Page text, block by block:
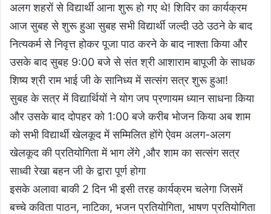
अलग शहरों से विद्यार्थी आना शुरू हो गए थे! शिविर का कार्यक्रम
आज सुबह से शुरू हुआ सुबह सभी विद्यार्थी जल्दी उठे उठने के बाद
नित्यकर्म से निवृत्त होकर पूजा पाठ करने के बाद नाश्ता किया और
उसके बाद सुबह 9:00 बजे से संत श्री आशाराम बापूजी के साधक
शिष्य श्री राम भाई जी के सानिध्य में सत्संग सत्र शुरू हुआ!
सुबह के सत्र में विद्यार्थियों ने योग जप प्रणायम ध्यान साधना किया
और उसके बाद दोपहर को 1:00 बजे करीब भोजन किया अब शाम
को सभी विद्यार्थी खेलकूद में सम्मिलित होंगे ऐवम अलग-अलग
खेलकूद की प्रतियोगिता में भाग लेंगे ,और शाम का सत्संग सत्र
साध्वी रेखा बहन जी के द्वारा पूर्ण होगा
इसके अलावा बाकी 2 दिन भी इसी तरह कार्यक्रम चलेगा जिसमें
बच्चे कविता पाठन, नाटिका, भजन प्रतियोगिता, भाषण प्रतियोगिता